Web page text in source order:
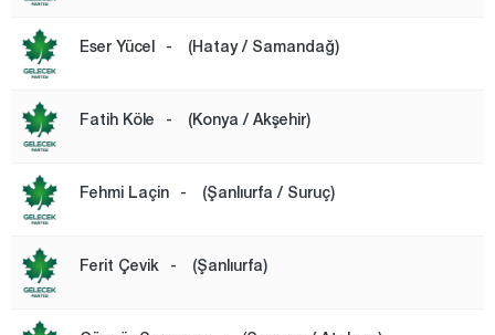
Kütahya
Malatya
Manisa
Mardin
Mersin
Muğla
Muş
Eser Yücel - (Hatay / Samandağ)
Fatih Köle - (Konya / Akşehir)
Fehmi Laçin - (Şanlıurfa / Suruç)
Ferit Çevik - (Şanlıurfa)